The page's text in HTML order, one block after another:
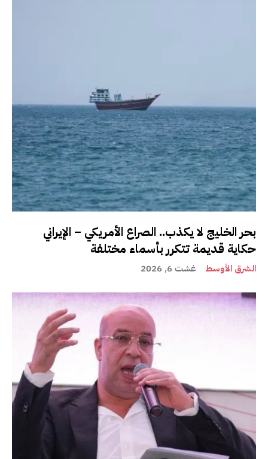
بحر الخليج لا يكذب.. الصراع الأمريكي – الإيراني
حكاية قديمة تتكرر بأسماء مختلفة
الشرق الأوسط غشت 6, 2026